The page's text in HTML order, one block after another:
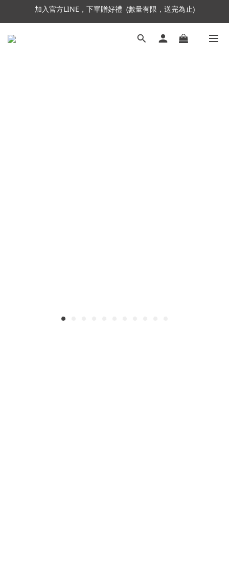
加入會員即贈NT$250購物金
加入會員即贈NT$250購物金
加入官方LINE，下單贈好禮  (數量有限，送完為止)